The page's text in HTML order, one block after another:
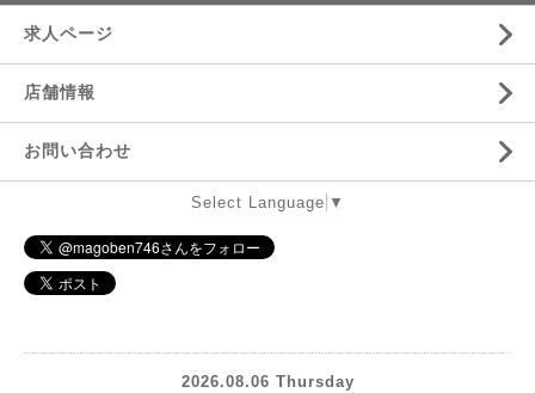
求人ページ
店舗情報
お問い合わせ
Select Language ▼
2026.08.06 Thursday